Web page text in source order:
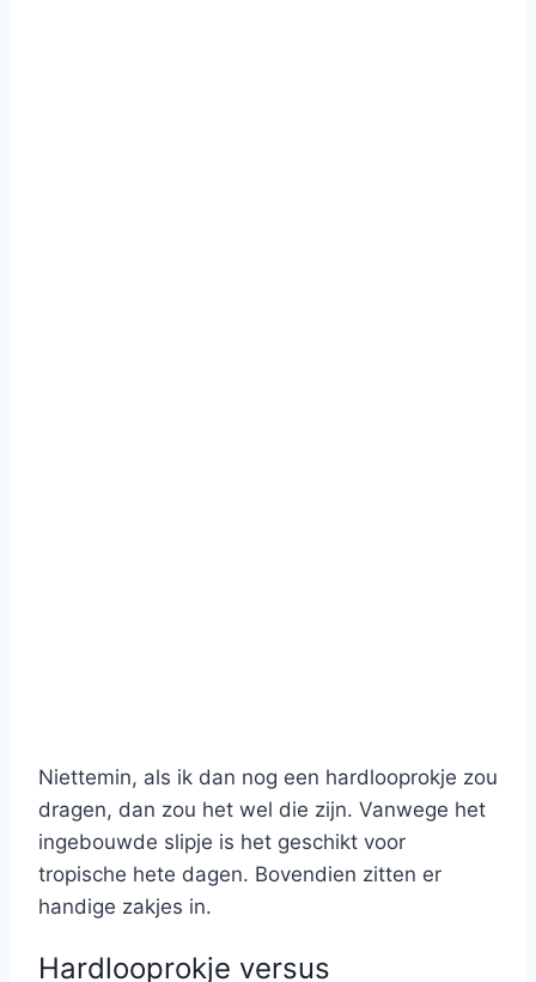
Niettemin, als ik dan nog een hardlooprokje zou
dragen, dan zou het wel die zijn. Vanwege het
ingebouwde slipje is het geschikt voor
tropische hete dagen. Bovendien zitten er
handige zakjes in.
Hardlooprokje versus